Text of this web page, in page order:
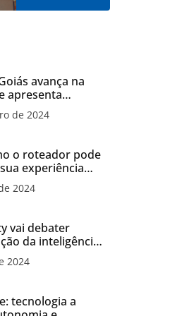
avança na
apresenta
Goiás
de 2024
o roteador pode
experiência
2024
vai debater
da inteligência
2024
tecnologia a